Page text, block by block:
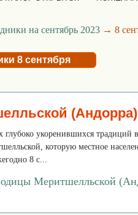
на сентябрь 2023→ 8
8 сентября
(Андорра)
глубоко укоренившихся традиций
которую местное
8 с...
Меритшелльской